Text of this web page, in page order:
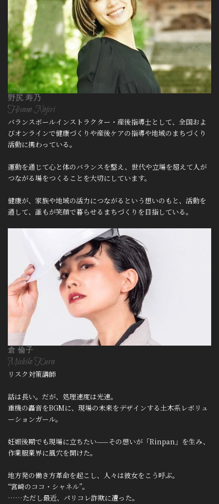
野尻 寿乃
Hisano Nojiri
バランスボールインストラクター・産後指導士として、全国およ
びオンラインで健康づくりや産後ケアの指導や地域のまちづくり
活動に携わっている。
運動を通じて心と体のバランスを整え、世代や立場を超えて人が
つながる場をつくることを大切にしています。
健康が、家族や地域の活力につながるという想いのもと、活動を
通して、誰もが笑顔で暮らせるまちづくりを目指している。
倉 倫子
Michiko Kura
リスク対策講師
話は長い。だが、処理速度は光速。
重機の轟音をBGMに、現場の未来をデザインする土木系レボリュ
ーションガール。
妊娠後期でも現場に立ちたい——その想いが「Rinpan」を生み、
作業服業界に風穴を開けた。
地方発の働き方革命を起こし、人々は彼女をこう呼ぶ。
“宮崎のココ・シャネル”。
……ただし最近、パリコレ詐欺に遭った。